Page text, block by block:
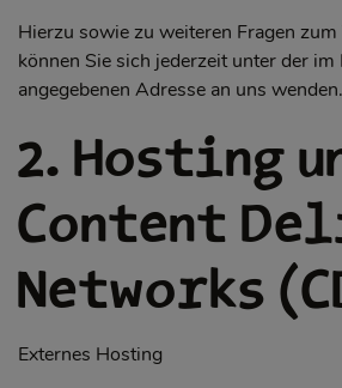
Hierzu sowie zu weiteren Fragen
können Sie sich jederzeit unter der im
angegebenen Adresse an uns wenden.
2. Hosting
Content
Networks
Externes Hosting